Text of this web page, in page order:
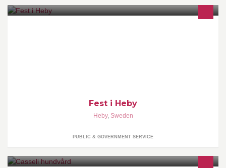
Fest i Heby
Heby, Sweden
PUBLIC & GOVERNMENT SERVICE